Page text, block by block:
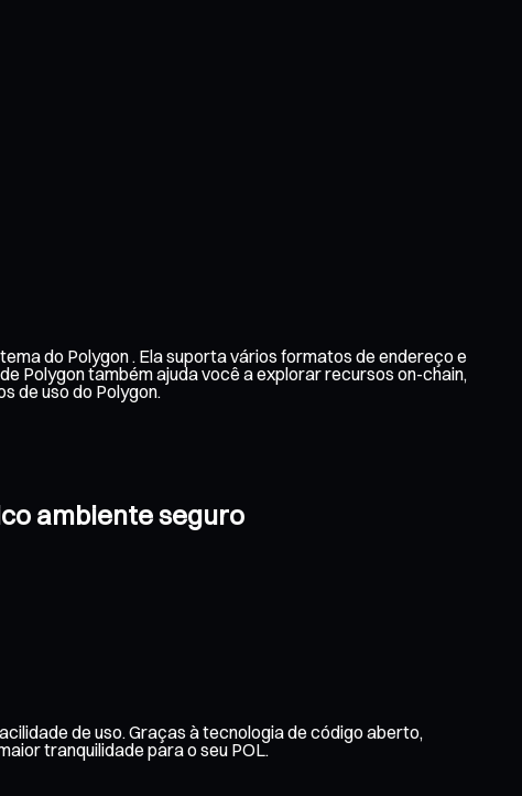
do Polygon . Ela suporta vários formatos de endereço e
Polygon também ajuda você a explorar recursos on-chain,
de uso do Polygon.
ambiente seguro
de uso. Graças à tecnologia de código aberto,
tranquilidade para o seu POL.